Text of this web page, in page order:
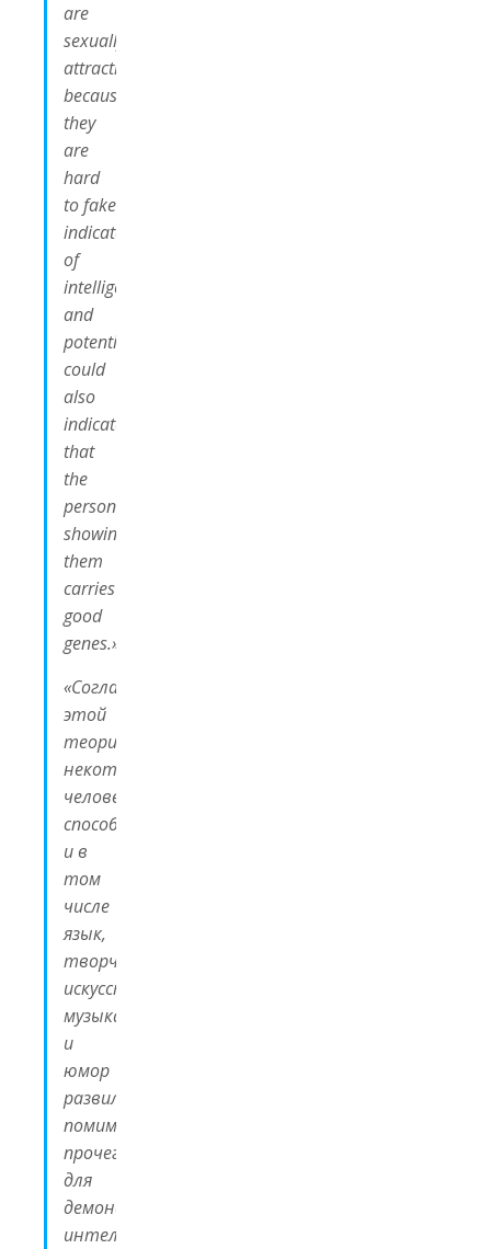
are
sexually
attractive
because
they
are
hard
to fake
indicators
of
intelligence,
and
potentially
could
also
indicate
that
the
person
showing
them
carries
good
genes.»
«Согласно
этой
теории,
некоторые
человеческие
способности,
и в
том
числе
язык,
творчество,
искусство,
музыка
и
юмор
развились,
помимо
прочего,
для
демонстрации
интеллекта.